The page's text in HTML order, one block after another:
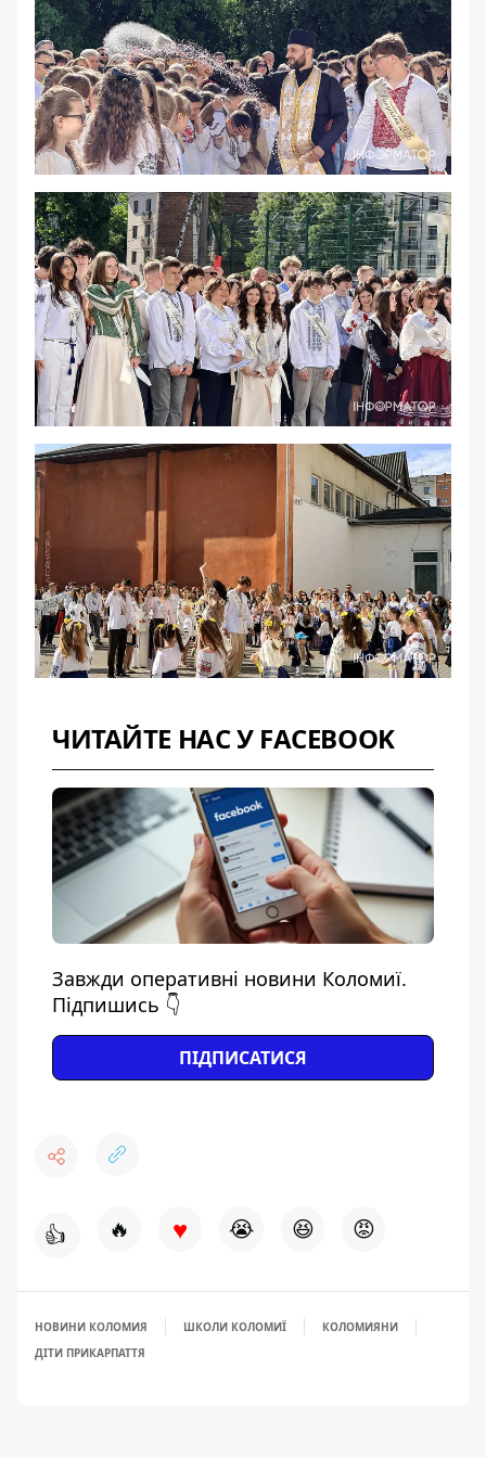
ЧИТАЙТЕ НАС У FACEBOOK
Завжди оперативні новини Коломиї.
Підпишись 👇
ПІДПИСАТИСЯ
👍 🔥 ♥ 😭 😆 😡
НОВИНИ КОЛОМИЯ ШКОЛИ КОЛОМИЇ
КОЛОМИЯНИ
ДІТИ ПРИКАРПАТТЯ